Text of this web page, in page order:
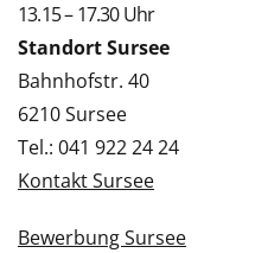
13.15 – 17.30 Uhr
Standort Sursee
Bahnhofstr. 40
6210 Sursee
Tel.: 041 922 24 24
Kontakt Sursee
Bewerbung Sursee